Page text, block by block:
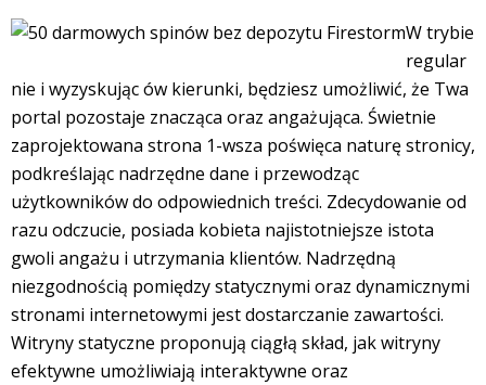
W trybie
regular
nie i wyzyskując ów kierunki, będziesz umożliwić, że Twa
portal pozostaje znacząca oraz angażująca. Świetnie
zaprojektowana strona 1-wsza poświęca naturę stronicy,
podkreślając nadrzędne dane i przewodząc
użytkowników do odpowiednich treści. Zdecydowanie od
razu odczucie, posiada kobieta najistotniejsze istota
gwoli angażu i utrzymania klientów. Nadrzędną
niezgodnością pomiędzy statycznymi oraz dynamicznymi
stronami internetowymi jest dostarczanie zawartości.
Witryny statyczne proponują ciągłą skład, jak witryny
efektywne umożliwiają interaktywne oraz